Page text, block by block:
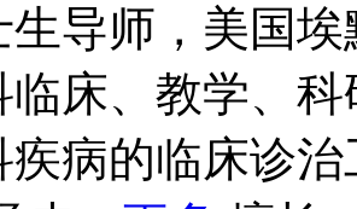
生导师，美国
临床、教学、
疾病的临床诊